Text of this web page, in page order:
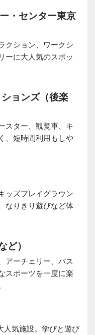
・センター東京
クション、ワークシ
ーに大人気のスポッ
ョンズ（後楽
スター、観覧車、キ
、短時間利用もしや
ッズプレイグラウン
なりきり遊びなど体
ど）
アーチェリー、バス
スポーツを一度に楽
人気施設。学びと遊び